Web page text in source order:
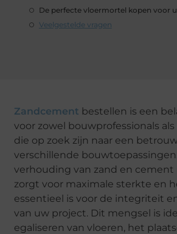
De perfecte vloermortel kopen voor
Veelgestelde vragen
Zandcement bestellen is een
voor zowel bouwprofessionals
die op zoek zijn naar een
verschillende
verhouding van zand en cement
zorgt voor maximale sterkte en
essentieel is voor de integriteit
van uw project. Dit mengsel is
egaliseren van vloeren, het